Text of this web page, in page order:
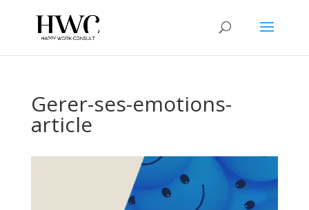
Gerer-ses-emotions-
article